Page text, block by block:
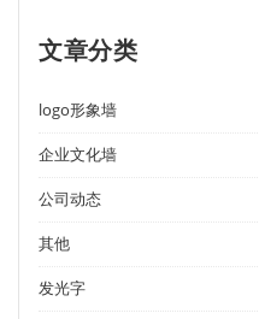
文章分类
logo形象墙
企业文化墙
公司动态
其他
发光字